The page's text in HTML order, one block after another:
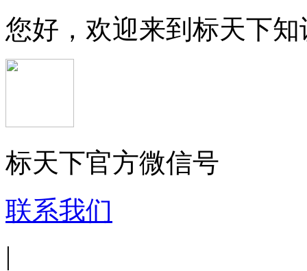
您好，欢迎来到标天下
标天下官方微信号
联系我们
|